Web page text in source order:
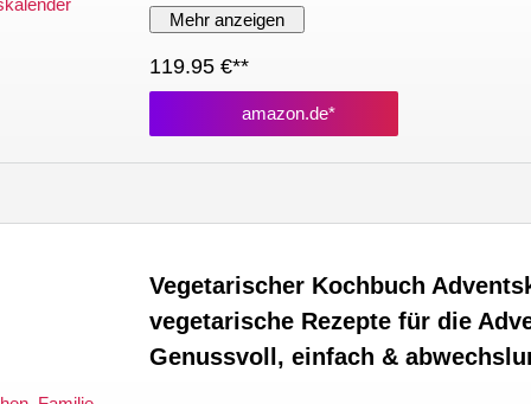
Mehr anzeigen
119.95 €**
amazon.de*
Vegetarischer Kochbuch
vegetarische Rezepte für die
Genussvoll, einfach &